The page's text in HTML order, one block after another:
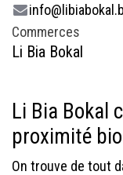
Commerces
Li Bia Bokal
Li Bia Bokal
proximité
On trouve de tout